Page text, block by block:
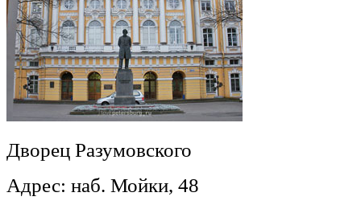
Дворец Разумовского
Адрес: наб. Мойки, 48